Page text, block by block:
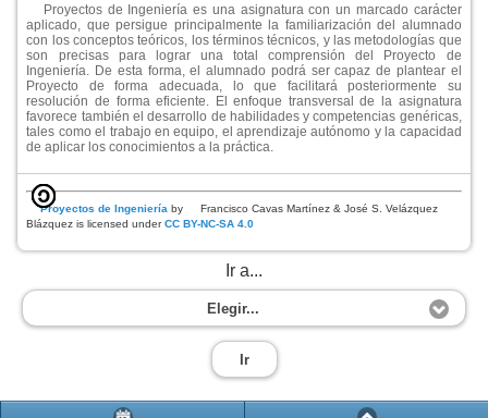
Proyectos de Ingeniería es una asignatura con un marcado carácter
aplicado, que persigue principalmente la familiarización del alumnado
con los conceptos teóricos, los términos técnicos, y las metodologías que
son precisas para lograr una total comprensión del Proyecto de
Ingeniería. De esta forma, el alumnado podrá ser capaz de plantear el
Proyecto de forma adecuada, lo que facilitará posteriormente su
resolución de forma eficiente. El enfoque transversal de la asignatura
favorece también el desarrollo de habilidades y competencias genéricas,
tales como el trabajo en equipo, el aprendizaje autónomo y la capacidad
de aplicar los conocimientos a la práctica.
Proyectos de Ingeniería by
Francisco Cavas Martínez & José S. Velázquez
Blázquez is licensed underCC BY-NC-SA 4.0
Ir a...
Elegir...
Ir